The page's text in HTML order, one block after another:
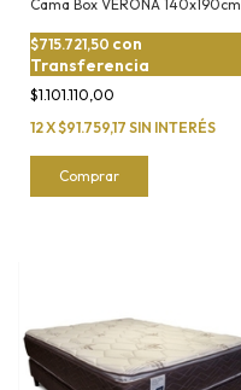
Cama Box VERONA 140x190cm
$1.101.110,00
$715.721,50 con
Transferencia
12X$91.759,17 SIN INTERÉS
Comprar